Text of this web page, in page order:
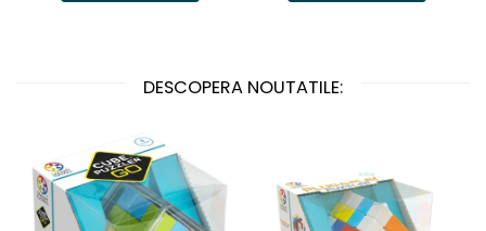
DESCOPERA NOUTATILE: